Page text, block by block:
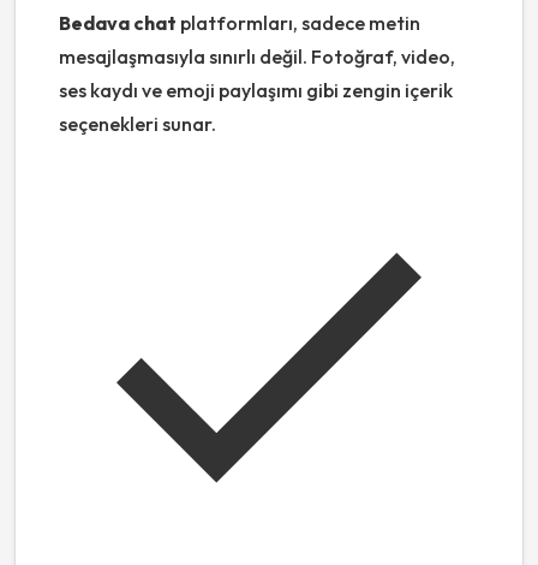
Bedava chat platformları, sadece metin
mesajlaşmasıyla sınırlı değil. Fotoğraf, video,
ses kaydı ve emoji paylaşımı gibi zengin içerik
seçenekleri sunar.